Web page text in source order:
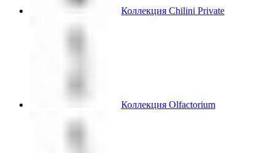
Коллекция Chilini Private
Коллекция Olfactorium